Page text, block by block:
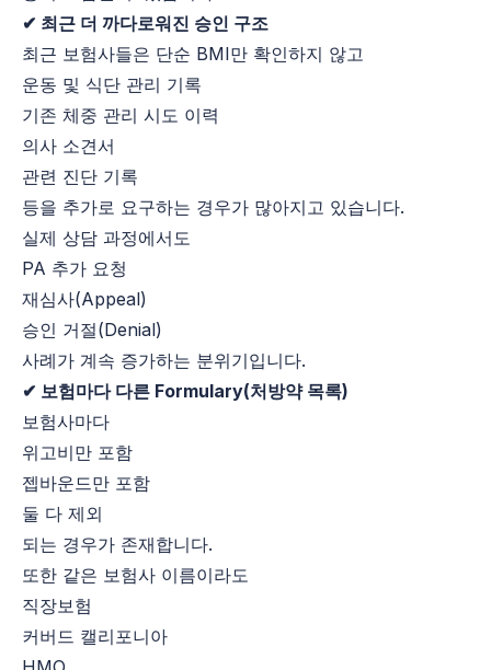
✔ 최근 더 까다로워진 승인 구조
최근 보험사들은 단순 BMI만 확인하지 않고
운동 및 식단 관리 기록
기존 체중 관리 시도 이력
의사 소견서
관련 진단 기록
등을 추가로 요구하는 경우가 많아지고 있습니다.
실제 상담 과정에서도
PA 추가 요청
재심사(Appeal)
승인 거절(Denial)
사례가 계속 증가하는 분위기입니다.
✔ 보험마다 다른 Formulary(처방약 목록)
보험사마다
위고비만 포함
젭바운드만 포함
둘 다 제외
되는 경우가 존재합니다.
또한 같은 보험사 이름이라도
직장보험
커버드 캘리포니아